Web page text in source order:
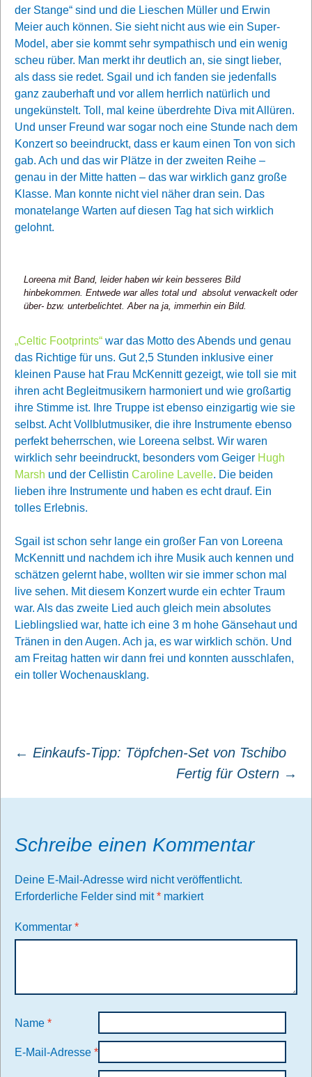
der Stange“ sind und die Lieschen Müller und Erwin
Meier auch können. Sie sieht nicht aus wie ein Super-
Model, aber sie kommt sehr sympathisch und ein wenig
scheu rüber. Man merkt ihr deutlich an, sie singt lieber,
als dass sie redet. Sgail und ich fanden sie jedenfalls
ganz zauberhaft und vor allem herrlich natürlich und
ungekünstelt. Toll, mal keine überdrehte Diva mit Allüren.
Und unser Freund war sogar noch eine Stunde nach dem
Konzert so beeindruckt, dass er kaum einen Ton von sich
gab. Ach und das wir Plätze in der zweiten Reihe –
genau in der Mitte hatten – das war wirklich ganz große
Klasse. Man konnte nicht viel näher dran sein. Das
monatelange Warten auf diesen Tag hat sich wirklich
gelohnt.
Loreena mit Band, leider haben wir kein besseres Bild
hinbekommen. Entwede war alles total und absolut verwackelt oder
über- bzw. unterbelichtet. Aber na ja, immerhin ein Bild.
„Celtic Footprints“ war das Motto des Abends und genau
das Richtige für uns. Gut 2,5 Stunden inklusive einer
kleinen Pause hat Frau McKennitt gezeigt, wie toll sie mit
ihren acht Begleitmusikern harmoniert und wie großartig
ihre Stimme ist. Ihre Truppe ist ebenso einzigartig wie sie
selbst. Acht Vollblutmusiker, die ihre Instrumente ebenso
perfekt beherrschen, wie Loreena selbst. Wir waren
wirklich sehr beeindruckt, besonders vom Geiger Hugh
Marsh und der Cellistin Caroline Lavelle. Die beiden
lieben ihre Instrumente und haben es echt drauf. Ein
tolles Erlebnis.
Sgail ist schon sehr lange ein großer Fan von Loreena
McKennitt und nachdem ich ihre Musik auch kennen und
schätzen gelernt habe, wollten wir sie immer schon mal
live sehen. Mit diesem Konzert wurde ein echter Traum
war. Als das zweite Lied auch gleich mein absolutes
Lieblingslied war, hatte ich eine 3 m hohe Gänsehaut und
Tränen in den Augen. Ach ja, es war wirklich schön. Und
am Freitag hatten wir dann frei und konnten ausschlafen,
ein toller Wochenausklang.
Beitragsnavigation
← Einkaufs-Tipp: Töpfchen-Set von Tschibo
Fertig für Ostern →
Schreibe einen Kommentar
Deine E-Mail-Adresse wird nicht veröffentlicht.
Erforderliche Felder sind mit* markiert
Kommentar *
Name *
E-Mail-Adresse *